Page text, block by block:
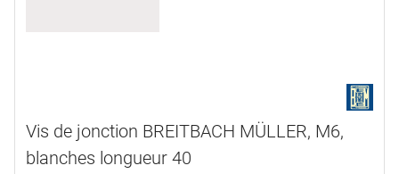
Vis de jonction BREITBACH MÜLLER, M6,
blanches longueur 40